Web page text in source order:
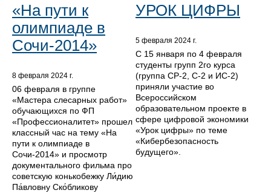
«На пути к
олимпиаде в
Сочи-2014»
8 февраля 2024 г.
06 февраля в группе
«Мастера слесарных работ»
обучающихся по ФП
«Профессионалитет» прошел
классный час на тему «На
пути к олимпиаде в
Сочи-2014» и просмотр
документального фильма про
советскую конькобежку Ли́дию
Па́вловну Ско́бликову
УРОК ЦИФРЫ
5 февраля 2024 г.
С 15 января по 4 февраля
студенты групп 2го курса
(группа СР-2, С-2 и ИС-2)
приняли участие во
Всероссийском
образовательном проекте в
сфере цифровой экономики
«Урок цифры» по теме
«Кибербезопасность
будущего».